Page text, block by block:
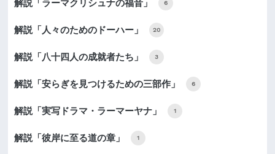
解説「ラーマクリシュナの福音」 6
解説「人々のためのドーハー」 20
解説「八十四人の成就者たち」 3
解説「安らぎを見つけるための三部作」 6
解説「実写ドラマ・ラーマーヤナ」 1
解説「彼岸に至る道の章」 1